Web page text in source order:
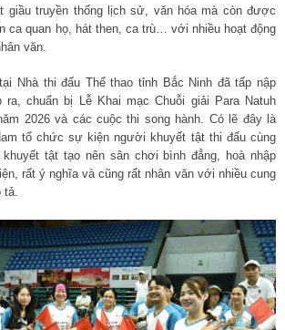
giầu truyền thống lịch sử, văn hóa mà còn được
ca quan họ, hát then, ca trù… với nhiều hoạt động
văn.
Nhà thi đấu Thể thao tỉnh Bắc Ninh đã tấp nập
ra, chuẩn bị Lễ Khai mạc Chuỗi giải Para Natuh
2026 và các cuộc thi song hành. Có lẽ đây là
tổ chức sự kiện người khuyết tật thi đấu cùng
tật tạo nên sân chơi bình đẳng, hoà nhập
rất ý nghĩa và cũng rất nhân văn với nhiều cung
tả.